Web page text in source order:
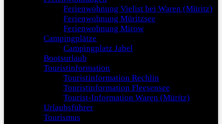
Ferienwohnung Vielist bei Waren (Müritz)
Ferienwohnung Müritzsee
Ferienwohnung Mirow
Campingplätze
Campingplatz Jabel
Bootsurlaub
Touristinformation
Touristinformation Rechlin
Touristinformation Fleesensee
Tourist-Information Waren (Müritz)
Urlaubsführer
Tourismus